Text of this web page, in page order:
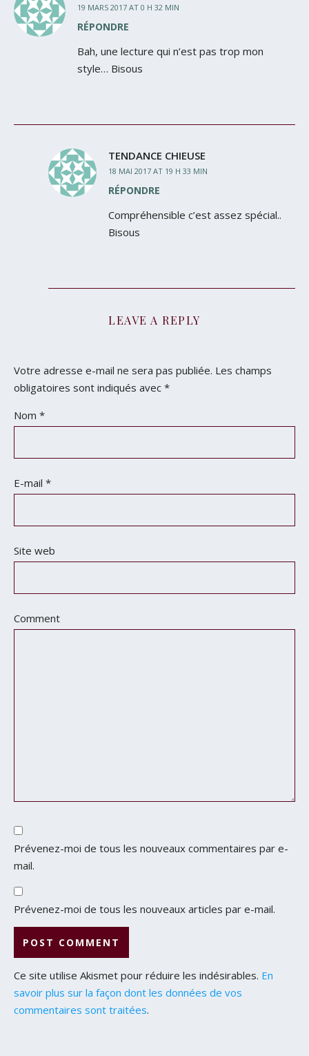
19 MARS 2017 AT 0 H 32 MIN
RÉPONDRE
Bah, une lecture qui n’est pas trop mon
style… Bisous
TENDANCE CHIEUSE
18 MAI 2017 AT 19 H 33 MIN
RÉPONDRE
Compréhensible c’est assez spécial..
Bisous
LEAVE A REPLY
Votre adresse e-mail ne sera pas publiée. Les champs
obligatoires sont indiqués avec *
Nom *
E-mail *
Site web
Comment
Prévenez-moi de tous les nouveaux commentaires par e-
mail.
Prévenez-moi de tous les nouveaux articles par e-mail.
Ce site utilise Akismet pour réduire les indésirables. En
savoir plus sur la façon dont les données de vos
commentaires sont traitées.